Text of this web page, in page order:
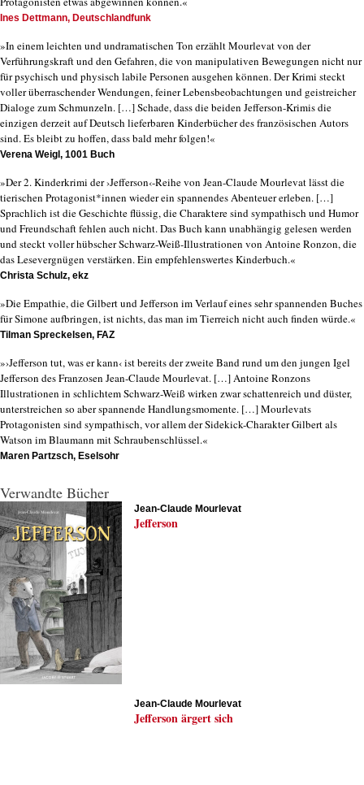
Ines Dettmann, Deutschlandfunk
»In einem leichten und undramatischen Ton erzählt Mourlevat von der
Verführungskraft und den Gefahren, die von manipulativen Bewegungen nicht nur
für psychisch und physisch labile Personen ausgehen können. Der Krimi steckt
voller überraschender Wendungen, feiner Lebensbeobachtungen und geistreicher
Dialoge zum Schmunzeln. […] Schade, dass die beiden Jefferson-Krimis die
einzigen derzeit auf Deutsch lieferbaren Kinderbücher des französischen Autors
sind. Es bleibt zu hoffen, dass bald mehr folgen!«
Verena Weigl, 1001 Buch
»Der 2. Kinderkrimi der ›Jefferson‹-Reihe von Jean-Claude Mourlevat lässt die
tierischen Protagonist*innen wieder ein spannendes Abenteuer erleben. […]
Sprachlich ist die Geschichte flüssig, die Charaktere sind sympathisch und Humor
und Freundschaft fehlen auch nicht. Das Buch kann unabhängig gelesen werden
und steckt voller hübscher Schwarz-Weiß-Illustrationen von Antoine Ronzon, die
das Lesevergnügen verstärken. Ein empfehlenswertes Kinderbuch.«
Christa Schulz, ekz
»Die Empathie, die Gilbert und Jefferson im Verlauf eines sehr spannenden Buches
für Simone aufbringen, ist nichts, das man im Tierreich nicht auch finden würde.«
Tilman Spreckelsen, FAZ
»›Jefferson tut, was er kann‹ ist bereits der zweite Band rund um den jungen Igel
Jefferson des Franzosen Jean-Claude Mourlevat. […] Antoine Ronzons
Illustrationen in schlichtem Schwarz-Weiß wirken zwar schattenreich und düster,
unterstreichen so aber spannende Handlungsmomente. […] Mourlevats
Protagonisten sind sympathisch, vor allem der Sidekick-Charakter Gilbert als
Watson im Blaumann mit Schraubenschlüssel.«
Maren Partzsch, Eselsohr
Verwandte Bücher
Jean-Claude Mourlevat
Jefferson
Jean-Claude Mourlevat
Jefferson ärgert sich